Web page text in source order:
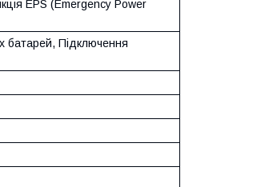
EPS (Emergency Power
батарей, Підключення